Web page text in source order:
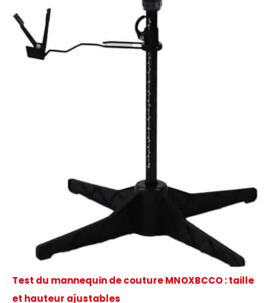
Test du mannequin de couture MNOXBCCO : taille
et hauteur ajustables